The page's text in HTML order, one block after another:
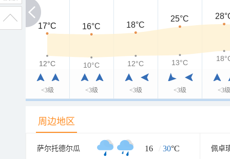
<3级 <3级 <3级 <3级 <3级
17°C
17°C 16°C 18°C
25°C
12°C
12°C 10°C 12°C 13°C
周边地区
萨尔托德尔瓜 16 / 30°C 佩卓